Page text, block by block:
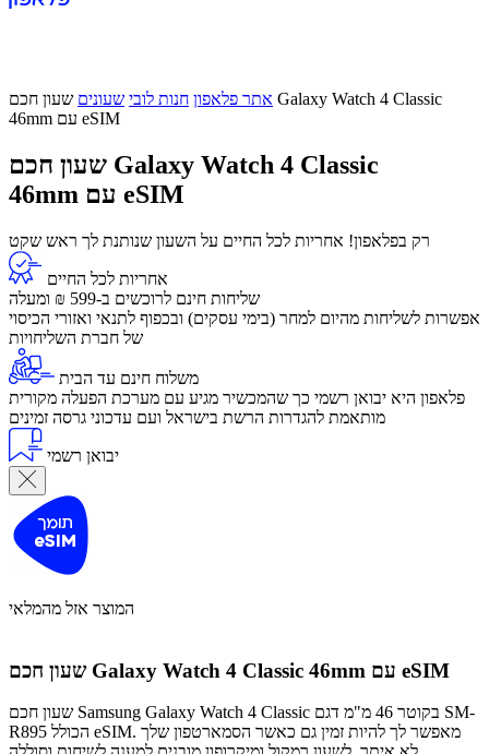
אתר פלאפון חנות לובי שעונים שעון חכם Galaxy Watch 4 Classic
46mm עם eSIM
שעון חכם Galaxy Watch 4 Classic
46mm עם eSIM
רק בפלאפון! אחריות לכל החיים על השעון שנותנת לך ראש שקט
אחריות לכל החיים
שליחות חינם לרוכשים ב-599 ₪ ומעלה
​אפשרות לשליחות מהיום למחר (בימי עסקים) ובכפוף לתנאי ואזורי הכיסוי
של חברת השליחויות
משלוח חינם עד הבית
פלאפון היא יבואן רשמי כך שהמכשיר מגיע עם מערכת הפעלה מקורית
מותאמת להגדרות הרשת בישראל ועם עדכוני גרסה זמינים
יבואן רשמי
המוצר אזל מהמלאי
שעון חכם Galaxy Watch 4 Classic 46mm עם eSIM
שעון חכם Samsung Galaxy Watch 4 Classic בקוטר 46 מ"מ דגם SM-
R895 הכולל eSIM. מאפשר לך להיות זמין גם כאשר הסמארטפון שלך